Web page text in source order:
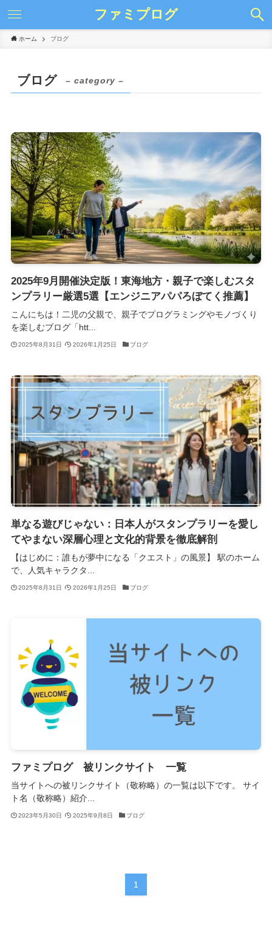
ファミプログ
ホーム ブログ
ブログ – category –
2025年9月開催決定版！東海地方・親子で楽しむスタ
ンプラリー厳選5選【エンジニアパパろぼてく推薦】
こんにちは！二児の父親で、親子でプログラミングやモノづくり
を楽しむブログ「htt...
2025年8月31日 2026年1月25日 ブログ
単なる遊びじゃない：日本人がスタンプラリーを愛し
てやまない深層心理と文化的背景を徹底解剖
【はじめに：誰もが夢中になる「クエスト」の風景】 駅のホーム
で、人気キャラクタ...
2025年8月31日 2026年1月25日 ブログ
ファミプログ 被リンクサイト 一覧
当サイトへの被リンクサイト（敬称略）の一覧は以下です。 サイ
ト名（敬称略）紹介...
2023年5月30日 2025年9月8日 ブログ
1